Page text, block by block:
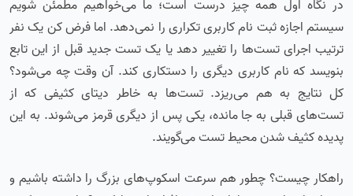
در نگاه اول همه چیز درست است؛ ما می‌خواهیم مطمئن شویم
سیستم اجازه ثبت نام کاربری تکراری را نمی‌دهد. اما فرض کن یک نفر
ترتیب اجرای تست‌ها را تغییر دهد یا یک تست جدید قبل از این تابع
بنویسد که نام کاربری دیگری را دستکاری کند. آن وقت چه می‌شود؟
کل نتایج به هم می‌ریزد. تست‌ها به خاطر دیتای کثیفی که از
تست‌های قبلی به جا مانده، یکی پس از دیگری قرمز می‌شوند. به این
پدیده کثیف شدن محیط تست می‌گویند.
راهکار چیست؟ چطور هم سرعت اسکوپ‌های بزرگ را داشته باشیم و